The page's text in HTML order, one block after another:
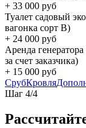
+ 33 000 руб
Туалет садовый
вагонка сорт B)
+ 24 000 руб
Аренда
за счет заказчика)
+ 15 000 руб
СрубКровля
Шаг 4/4